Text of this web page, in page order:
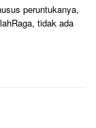
peruntukanya,
tidak ada